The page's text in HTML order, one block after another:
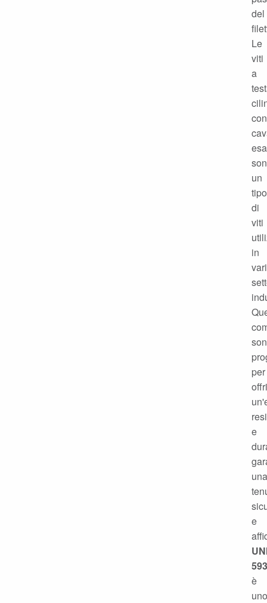
del
Le
viti
a
con
un
tipo
di
viti
in
vari
per
e
una
e
è
uno